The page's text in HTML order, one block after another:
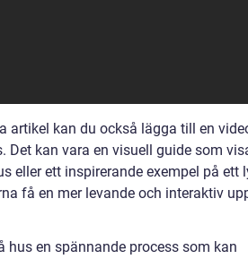
artikel kan du också lägga till en
Det kan vara en visuell guide som
eller ett inspirerande exempel på ett
få en mer levande och interaktiv
en spännande process som kan